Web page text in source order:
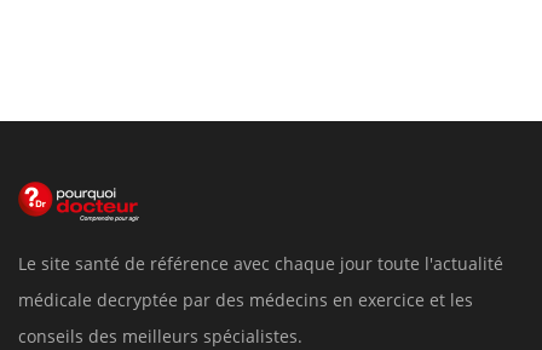
Le site santé de référence avec chaque jour toute l'actualité
médicale decryptée par des médecins en exercice et les
conseils des meilleurs spécialistes.